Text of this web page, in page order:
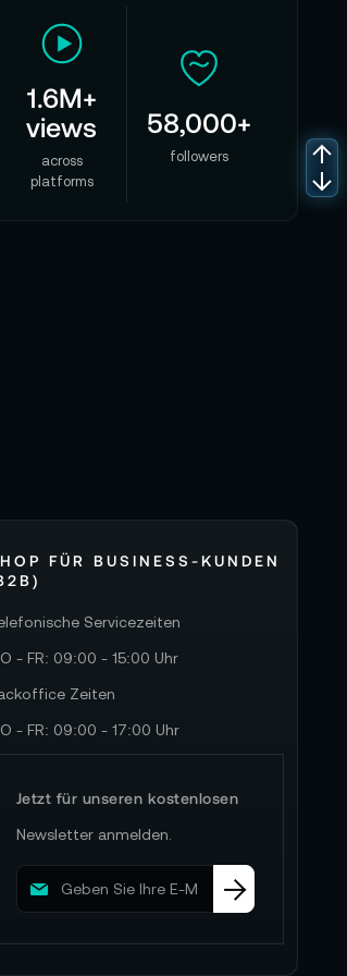
1.6M+
views
across
platforms
58,000+
followers
FÜR BUSINESS-KUNDEN
Servicezeiten
- FR: 09:00 - 15:00 Uhr
Zeiten
- FR: 09:00 - 17:00 Uhr
Jetzt für unseren kostenlosen
Newsletter anmelden.
M
d